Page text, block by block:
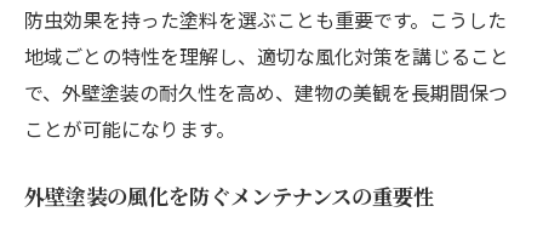
耐候性塗料がもたらす外壁保護の実例
外壁美観を保つためのメンテナンス方法
長期間の保護を可能にする塗料選び
耐候性塗料による外壁の防水性とその効果
専門家が教える外壁塗装の風化対策と実例紹介
防虫効果を持った塗料を選ぶことも重要です。こうした
地域ごとの特性を理解し、適切な風化対策を講じること
で、外壁塗装の耐久性を高め、建物の美観を長期間保つ
ことが可能になります。
外壁塗装の風化を防ぐメンテナンスの重要性